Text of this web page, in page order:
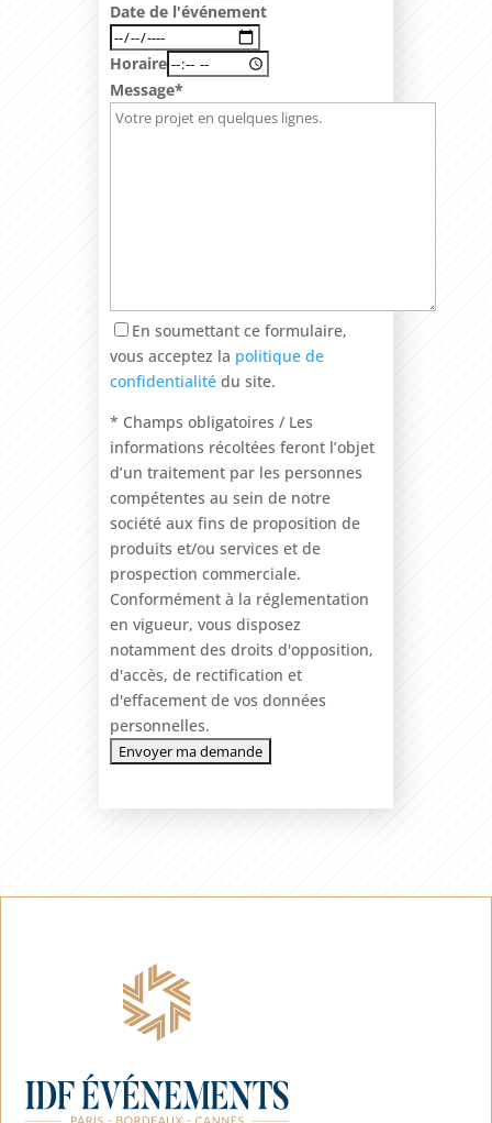
Date de l'événement
Horaire
Message*
En soumettant ce formulaire,
vous acceptez la politique de
confidentialitédu site.
* Champs obligatoires / Les
informations récoltées feront l’objet
d’un traitement par les personnes
compétentes au sein de notre
société aux fins de proposition de
produits et/ou services et de
prospection commerciale.
Conformément à la réglementation
en vigueur, vous disposez
notamment des droits d'opposition,
d'accès, de rectification et
d'effacement de vos données
personnelles.